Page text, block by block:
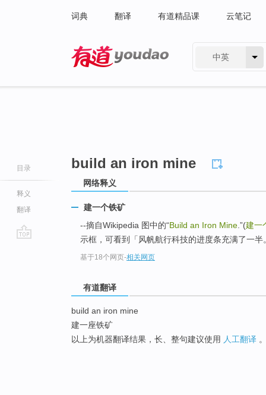
词典 翻译 有道精品课 云笔记
中英
目录
释义
翻译
build an iron mine
网络释义
建一个铁矿
--摘自Wikipedia 图中的“Build an Iron Mine .”(建一
示框，可看到「风帆航行科技的进度条充满了一半
基于18个网页-相关网页
有道翻译
build an iron mine
建一座铁矿
以上为机器翻译结果，长、整句建议使用 人工翻译